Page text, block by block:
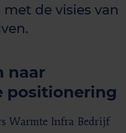
de visies van
naar
positionering
Warmte Infra Bedrijf